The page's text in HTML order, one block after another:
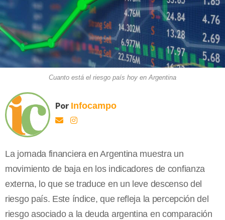
Cuanto está el riesgo país hoy en Argentina
Por Infocampo
La jornada financiera en Argentina muestra un
movimiento de baja en los indicadores de confianza
externa, lo que se traduce en un leve descenso del
riesgo país. Este índice, que refleja la percepción del
riesgo asociado a la deuda argentina en comparación